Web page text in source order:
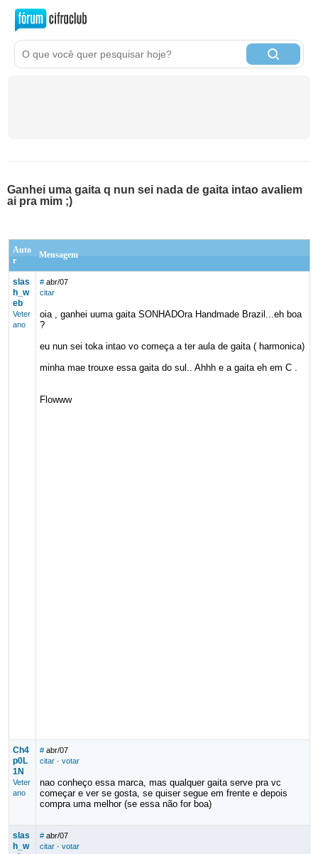
Ganhei uma gaita q nun sei nada de gaita intao avaliem
ai pra mim ;)
Auto
r
Mensagem
slas
h_w
eb
Veter
ano
# abr/07
citar
oia , ganhei uuma gaita SONHADOra Handmade Brazil...eh boa
?
eu nun sei toka intao vo começa a ter aula de gaita ( harmonica)
minha mae trouxe essa gaita do sul.. Ahhh e a gaita eh em C .
Flowww
Ch4
p0L
1N
Veter
ano
# abr/07
citar· votar
nao conheço essa marca, mas qualquer gaita serve pra vc
começar e ver se gosta, se quiser segue em frente e depois
compra uma melhor (se essa não for boa)
slas
h_w
# abr/07
citar· votar